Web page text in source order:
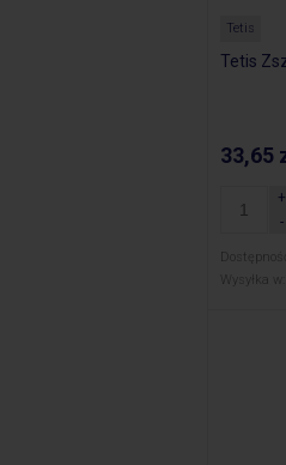
Tetis
Tetis
33,65
Dostępność:
Wysyłka w: